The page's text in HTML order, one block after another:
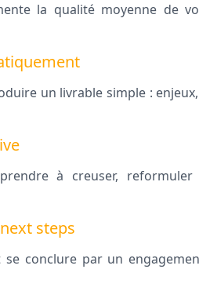
la qualité moyenne de
un livrable simple :
à creuser,
steps
se conclure par un